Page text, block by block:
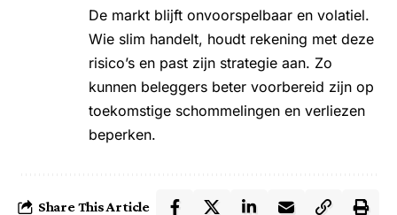
De markt blijft onvoorspelbaar en volatiel.
Wie slim handelt, houdt rekening met deze
risico’s en past zijn strategie aan. Zo
kunnen beleggers beter voorbereid zijn op
toekomstige schommelingen en verliezen
beperken.
Share This Article